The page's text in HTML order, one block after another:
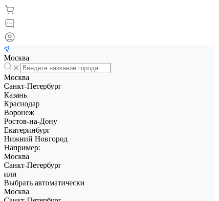
Москва
Москва
Санкт-Петербург
Казань
Краснодар
Воронеж
Ростов-на-Дону
Екатеринбург
Нижний Новгород
Например:
Москва
Санкт-Петербург
или
Выбрать автоматически
Москва